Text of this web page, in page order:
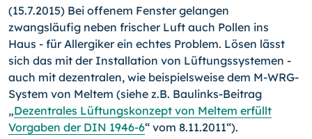
(15.7.2015) Bei offenem Fenster gelangen
zwangsläufig neben frischer Luft auch Pol­len ins
Haus - für Allergiker ein echtes Problem. Lösen lässt
sich das mit der Installa­tion von Lüftungssystemen -
auch mit dezentralen, wie beispielsweise dem M-WRG-
System von Meltem (siehe z.B. Baulinks-Beitrag
„Dezentrales Lüftungskonzept von Meltem erfüllt
Vorgaben der DIN 1946-6“ vom 8.11.2011“).